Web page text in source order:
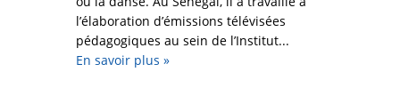
l’élaboration d’émissions télévisées
pédagogiques au sein de l’Institut...
En savoir plus »